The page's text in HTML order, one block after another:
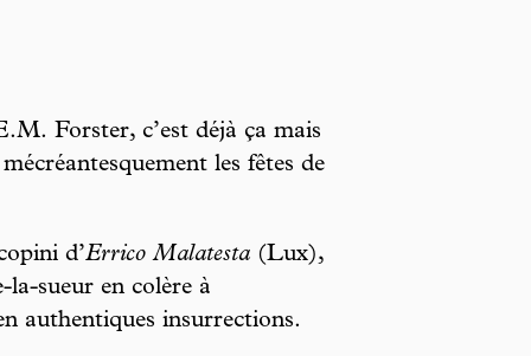
Forster, c’est déjà ça mais
les fêtes de
d’Errico Malatesta (Lux),
sueur en colère à
authentiques insurrections.